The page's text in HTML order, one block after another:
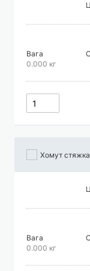
Вага
0.000 кг
Хомут
Вага
0.000 кг